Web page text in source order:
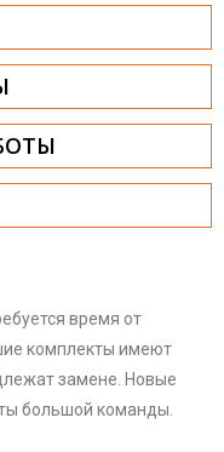
время от
комплекты имеют
замене. Новые
большой команды.